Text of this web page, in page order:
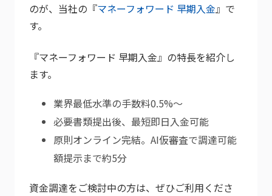
のが、当社の『マネーフォワード 早期入金』で
す。
『マネーフォワード 早期入金』の特長を紹介し
ます。
業界最低水準の手数料0.5%～
必要書類提出後、最短即日入金可能
原則オンライン完結。AI仮審査で調達可能
額提示まで約5分
資金調達をご検討中の方は、ぜひご利用くださ